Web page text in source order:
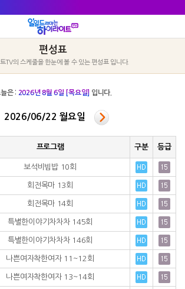
편성표
TV의 스케줄을 한눈에 볼 수 있는 편성표 입니다.
은 : 2026년 8월 6일 [목요일] 입니다.
2026/06/22 월요일
프로그램 구분 등급
보석비빔밥 10회
회전목마 13회
회전목마 14회
특별한이야기차차차 145회
특별한이야기차차차 146회
나쁜여자착한여자 11~12회
나쁜여자착한여자 13~14회